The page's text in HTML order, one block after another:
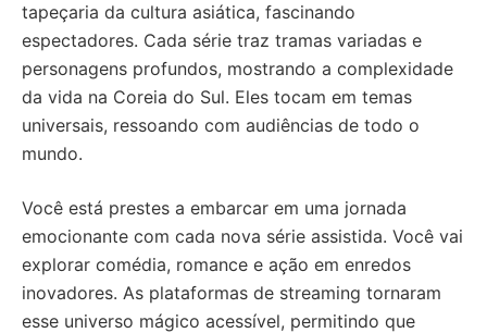
tapeçaria da cultura asiática, fascinando
espectadores. Cada série traz tramas variadas e
personagens profundos, mostrando a complexidade
da vida na Coreia do Sul. Eles tocam em temas
universais, ressoando com audiências de todo o
mundo.
Você está prestes a embarcar em uma jornada
emocionante com cada nova série assistida. Você vai
explorar comédia, romance e ação em enredos
inovadores. As plataformas de streaming tornaram
esse universo mágico acessível, permitindo que